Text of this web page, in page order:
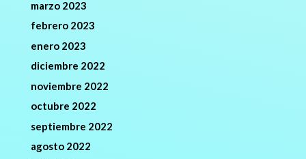
marzo 2023
febrero 2023
enero 2023
diciembre 2022
noviembre 2022
octubre 2022
septiembre 2022
agosto 2022